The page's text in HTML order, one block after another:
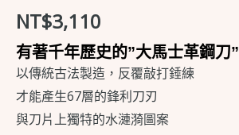
NT$3,110
有著千年歷史的”大馬士革鋼刀”
以傳統古法製造，反覆敲打錘練
才能產生67層的鋒利刀刃
與刀片上獨特的水漣漪圖案
韌
性-
鐵
坊
刀
具